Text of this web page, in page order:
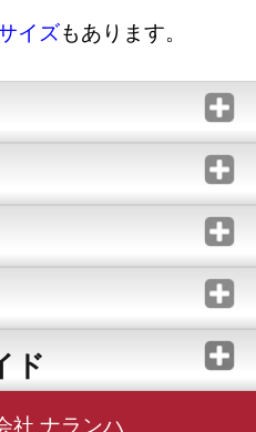
イズもあります。
ド
社 ナランハ